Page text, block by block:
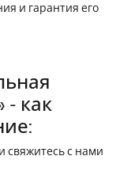
и гарантия его
- как
свяжитесь с нами